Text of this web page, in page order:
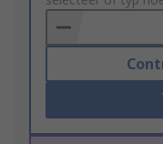
Basket